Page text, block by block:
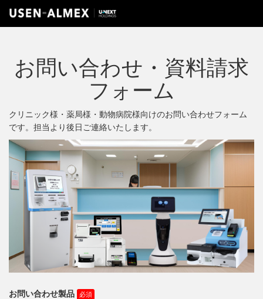
お問い合わせ・資料請求
フォーム
クリニック様・薬局様・動物病院様向けのお問い合わせフォーム
です。担当より後日ご連絡いたします。
お問い合わせ製品